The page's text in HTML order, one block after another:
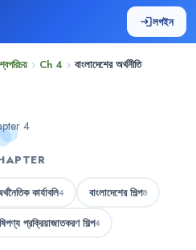
loginলগইন
chevron_right Ch 4 chevron_right বাংলাদেশের অর্থনীতি
4
কার্যাবলি4 বাংলাদেশের শিল্প8
প্রক্রিয়াজাতকরণ শিল্প4